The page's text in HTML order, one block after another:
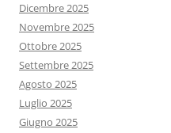
Dicembre 2025
Novembre 2025
Ottobre 2025
Settembre 2025
Agosto 2025
Luglio 2025
Giugno 2025